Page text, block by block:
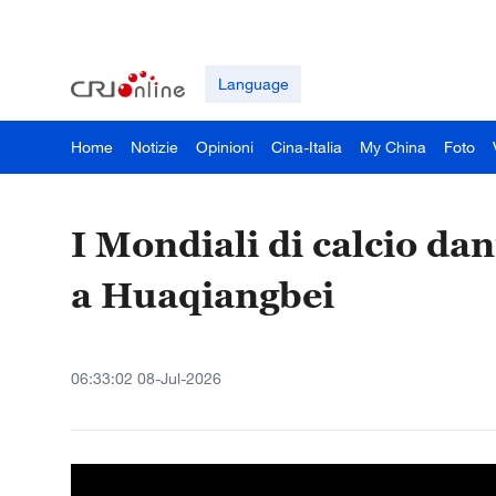
Language
Home Notizie Opinioni Cina-Italia My China Foto
I Mondiali di calcio
a Huaqiangbei
06:33:02 08-Jul-2026